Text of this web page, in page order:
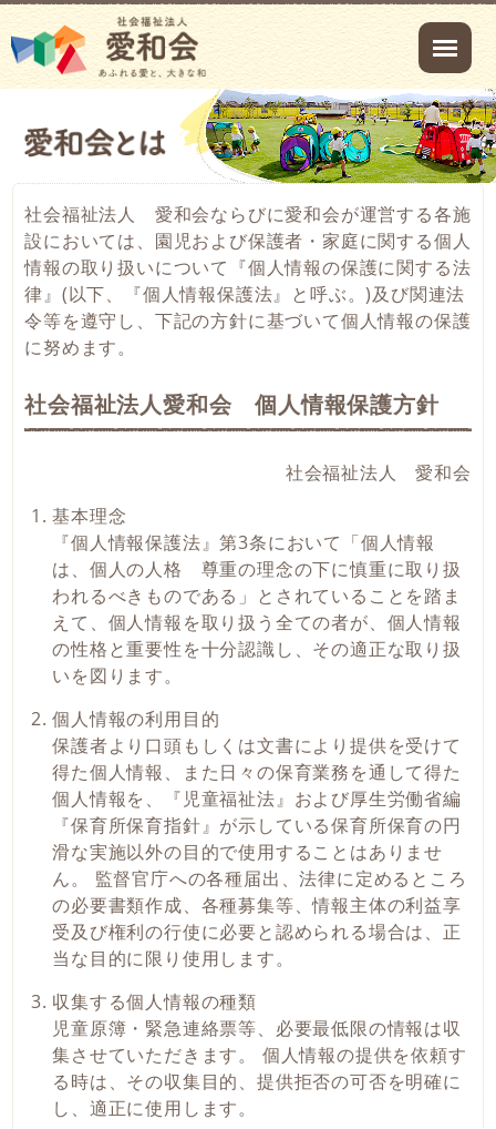
社会福祉法人 愛和会ならびに愛和会が運営する各施
設においては、園児および保護者・家庭に関する個人
情報の取り扱いについて『個人情報の保護に関する法
律』(以下、『個人情報保護法』と呼ぶ。)及び関連法
令等を遵守し、下記の方針に基づいて個人情報の保護
に努めます。
社会福祉法人愛和会 個人情報保護方針
社会福祉法人 愛和会
基本理念
『個人情報保護法』第3条において「個人情報
は、個人の人格 尊重の理念の下に慎重に取り扱
われるべきものである」とされていることを踏ま
えて、個人情報を取り扱う全ての者が、個人情報
の性格と重要性を十分認識し、その適正な取り扱
いを図ります。
個人情報の利用目的
保護者より口頭もしくは文書により提供を受けて
得た個人情報、また日々の保育業務を通して得た
個人情報を、『児童福祉法』および厚生労働省編
『保育所保育指針』が示している保育所保育の円
滑な実施以外の目的で使用することはありませ
ん。 監督官庁への各種届出、法律に定めるところ
の必要書類作成、各種募集等、情報主体の利益享
受及び権利の行使に必要と認められる場合は、正
当な目的に限り使用します。
収集する個人情報の種類
児童原簿・緊急連絡票等、必要最低限の情報は収
集させていただきます。 個人情報の提供を依頼す
る時は、その収集目的、提供拒否の可否を明確に
し、適正に使用します。